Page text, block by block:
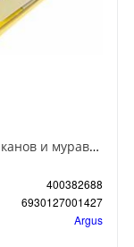
Argus Клеевая ловушка-домик от тараканов и муравьев
400382688
6930127001427
Argus